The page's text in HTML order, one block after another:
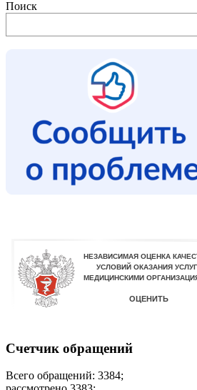
Поиск
Счетчик обращений
Всего обращений: 3384;